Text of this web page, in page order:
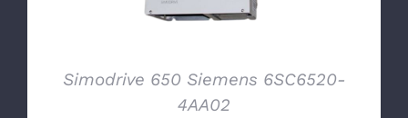
Simodrive 650 Siemens 6SC6520-
4AA02